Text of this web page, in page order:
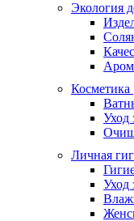
Экология
Косметика
Уход
Личная
Уход